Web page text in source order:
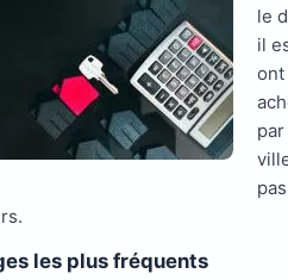
le
il
ont
les plus fréquents